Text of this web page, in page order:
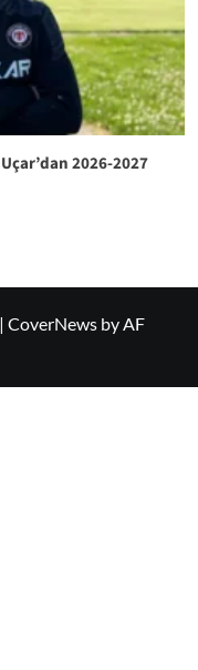
2026-2027
| CoverNews by AF